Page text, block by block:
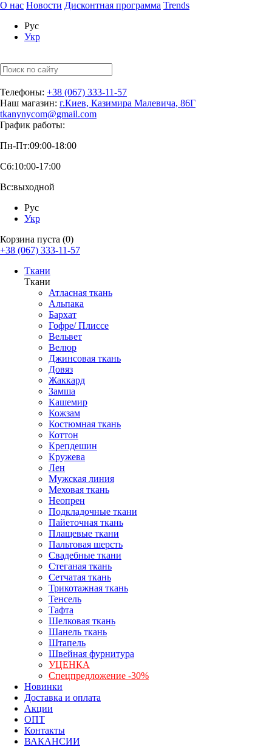
О нас Новости Дисконтная программа Trends
Рус
Укр
Телефоны: +38 (067) 333-11-57
Наш магазин: г.Киев, Казимира Малевича, 86Г
tkanynycom@gmail.com
График работы:
Пн-Пт:09:00-18:00
Сб:10:00-17:00
Вс:выходной
Рус
Укр
Корзина пуста (0)
+38 (067) 333-11-57
Ткани
Ткани
Атласная ткань
Альпака
Бархат
Гофре/ Плиссе
Вельвет
Велюр
Джинсовая ткань
Довяз
Жаккард
Замша
Кашемир
Кожзам
Костюмная ткань
Коттон
Крепдешин
Кружева
Лен
Мужская линия
Меховая ткань
Неопрен
Подкладочные ткани
Пайеточная ткань
Плащевые ткани
Пальтовая шерсть
Свадебные ткани
Стеганая ткань
Сетчатая ткань
Трикотажная ткань
Тенсель
Тафта
Шелковая ткань
Шанель ткань
Штапель
Швейная фурнитура
УЦЕНКА
Спецпредложение -30%
Новинки
Доставка и оплата
Акции
ОПТ
Контакты
ВАКАНСИИ